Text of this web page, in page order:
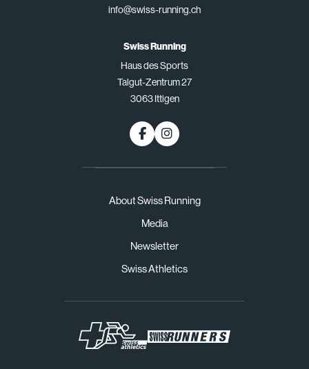
About Swiss Running
Media
Newsletter
Swiss Athletics
info@swiss-running.ch
Swiss Running
Haus des Sports
Talgut-Zentrum 27
3063 Ittigen